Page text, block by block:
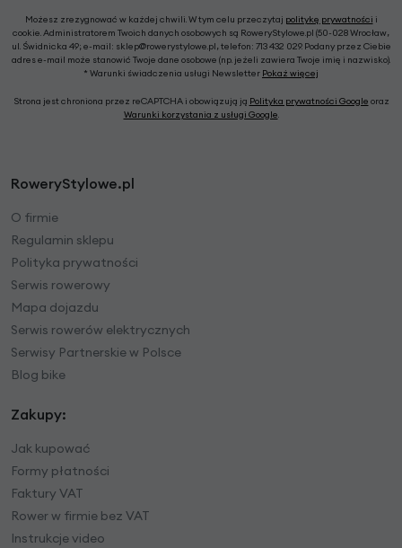
Możesz zrezygnować w każdej chwili. W tym celu przeczytaj politykę prywatności i
cookie. Administratorem Twoich danych osobowych są RoweryStylowe.pl (50-028 Wrocław,
ul. Świdnicka 49; e-mail: sklep@rowerystylowe.pl, telefon: 713 432 029. Podany przez Ciebie
adres e-mail może stanowić Twoje dane osobowe (np. jeżeli zawiera Twoje imię i nazwisko).
* Warunki świadczenia usługi Newsletter Pokaż więcej
Strona jest chroniona przez reCAPTCHA i obowiązują ją Polityka prywatności Google oraz
Warunki korzystania z usługi Google.
RoweryStylowe.pl
O firmie
Regulamin sklepu
Polityka prywatności
Serwis rowerowy
Mapa dojazdu
Serwis rowerów elektrycznych
Serwisy Partnerskie w Polsce
Blog bike
Zakupy:
Jak kupować
Formy płatności
Faktury VAT
Rower w firmie bez VAT
Instrukcje video